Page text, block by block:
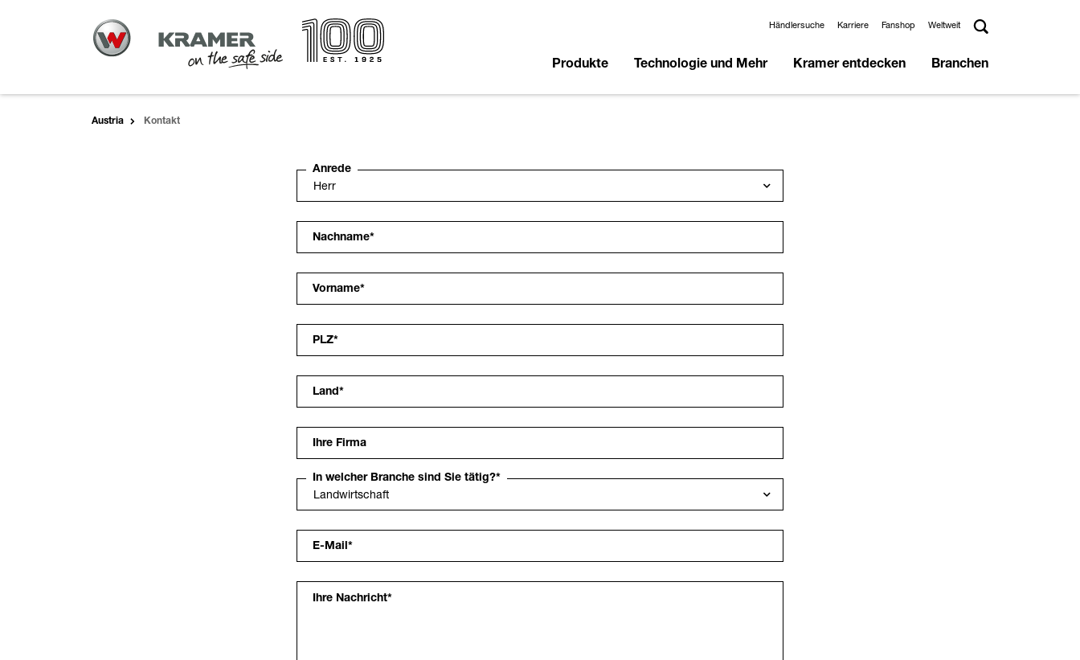
Händlersuche Karriere Fanshop Weltweit
Produkte Technologie und Mehr Kramer entdecken Branchen
Austria Kontakt
Anrede
Nachname*
Vorname*
PLZ*
Land *
Ihre Firma
In welcher Branche sind Sie tätig?*
E-Mail *
Ihre Nachricht*